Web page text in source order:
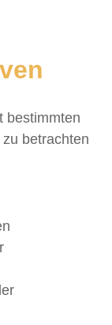
bestimmten
betrachten